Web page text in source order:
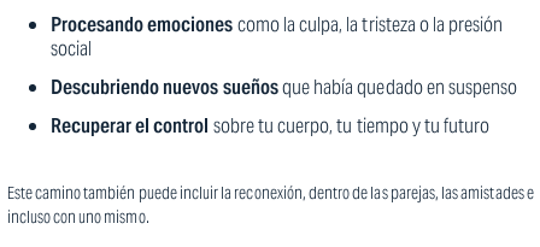
Procesando emocionescomo la culpa, la tristeza o la presión
social
Descubriendo nuevos sueñosque había quedado en suspenso
Recuperar el control sobre tu cuerpo, tu tiempo y tu futuro
Este camino también puede incluir la reconexión, dentro de las parejas, las amistades e
incluso con uno mismo.